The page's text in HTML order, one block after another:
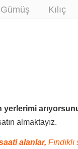
Gümüş Kılıç
yerlerimi
almaktayız.
alanlar,